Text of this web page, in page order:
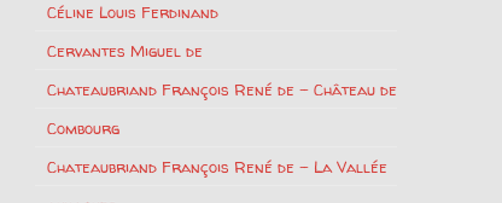
Céline Louis Ferdinand
Cervantes Miguel de
Chateaubriand François René de – Château de
Combourg
Chateaubriand François René de – La Vallée